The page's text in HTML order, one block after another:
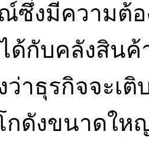
ซึ่งมีความต้
ด้กับคลังสิน
าธุรกิจจะเติ
กดังขนาดให